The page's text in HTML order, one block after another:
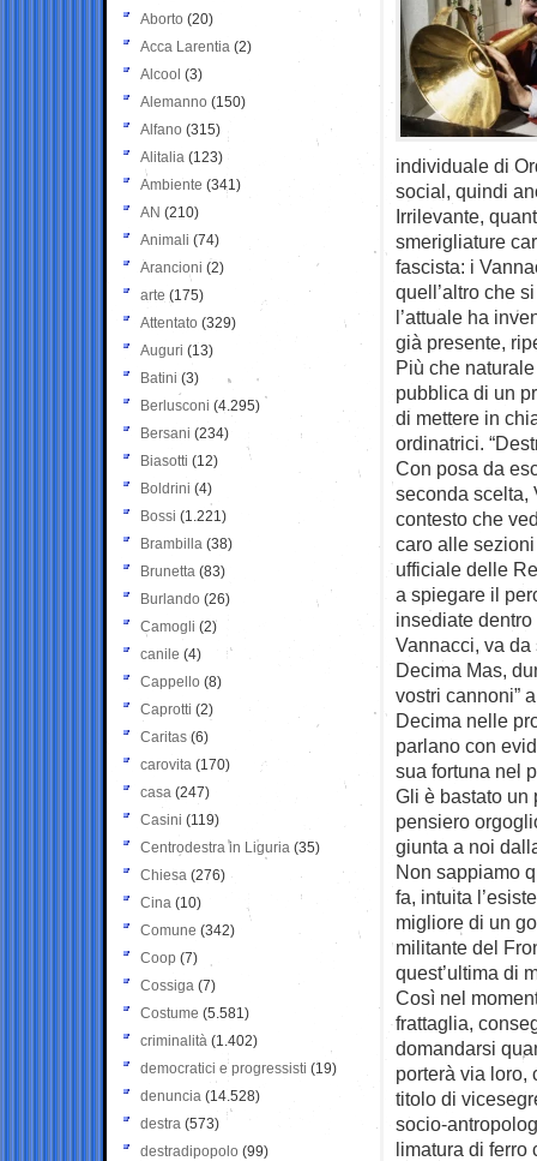
individuale di
social, quindi
Irrilevante,
smerigliature
fascista: i
quell’altro che
l’attuale ha
già presente,
Più che
pubblica di un
di mettere in
ordinatrici.
Con posa da
seconda scelta,
contesto che
caro alle
ufficiale delle
a spiegare il
insediate
Vannacci, va
Decima Mas,
vostri cannoni”
Decima nelle
parlano con
sua fortuna nel
Gli è bastato un
pensiero
giunta a noi
Non sappiamo
fa, intuita
migliore di un
militante del
quest’ultima di
Così nel
frattaglia,
domandarsi
porterà via loro,
titolo di
socio-
limatura di ferro
Aborto (20)
Acca Larentia (2)
Alcool (3)
Alemanno (150)
Alfano (315)
Alitalia (123)
Ambiente (341)
AN (210)
Animali (74)
Arancioni (2)
arte (175)
Attentato (329)
Auguri (13)
Batini (3)
Berlusconi (4.295)
Bersani (234)
Biasotti (12)
Boldrini (4)
Bossi (1.221)
Brambilla (38)
Brunetta (83)
Burlando (26)
Camogli (2)
canile (4)
Cappello (8)
Caprotti (2)
Caritas (6)
carovita (170)
casa (247)
Casini (119)
Centrodestra in Liguria (35)
Chiesa (276)
Cina (10)
Comune (342)
Coop (7)
Cossiga (7)
Costume (5.581)
criminalità (1.402)
democratici e progressisti (19)
denuncia (14.528)
destra (573)
destradipopolo (99)